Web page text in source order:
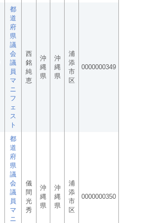
都
道
府
県
議
会
議
員
マ
ニ
フ
ェ
ス
ト
西
銘
純
恵
沖
縄
県
沖
縄
県
浦
添
市
区
0000000349
都
道
府
県
議
会
議
員
マ
ニ
儀
間
光
秀
沖
縄
県
沖
縄
県
浦
添
市
区
0000000350